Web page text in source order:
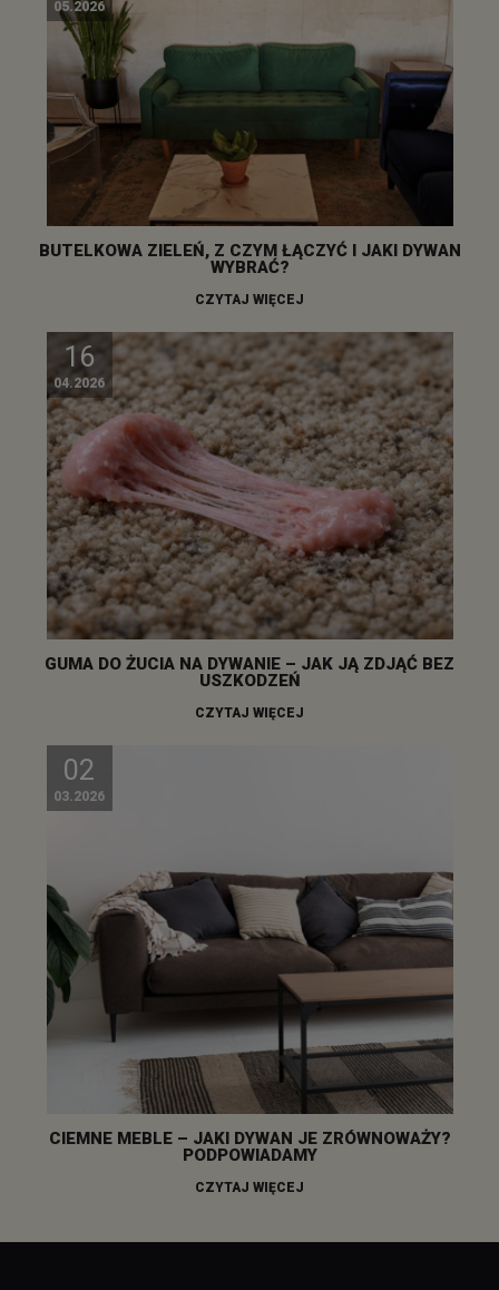
05.2026
BUTELKOWA ZIELEŃ, Z CZYM ŁĄCZYĆ I JAKI DYWAN
WYBRAĆ?
CZYTAJ WIĘCEJ
16
04.2026
GUMA DO ŻUCIA NA DYWANIE – JAK JĄ ZDJĄĆ BEZ
USZKODZEŃ
CZYTAJ WIĘCEJ
02
03.2026
CIEMNE MEBLE – JAKI DYWAN JE ZRÓWNOWAŻY?
PODPOWIADAMY
CZYTAJ WIĘCEJ